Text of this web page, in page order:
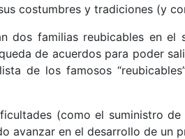
costumbres y tradiciones (y
dos familias reubicables en
de acuerdos para poder
de los famosos
(como el suministro
avanzar en el desarrollo de un